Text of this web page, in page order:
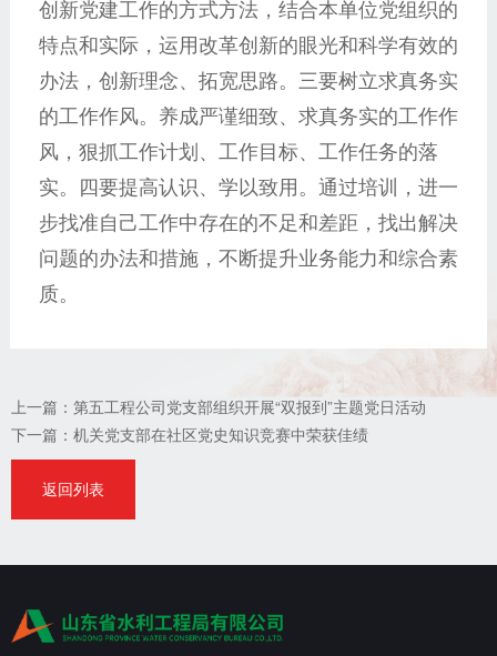
创新党建工作的方式方法，结合本单位党组织的
特点和实际，运用改革创新的眼光和科学有效的
办法，创新理念、拓宽思路。三要树立求真务实
的工作作风。养成严谨细致、求真务实的工作作
风，狠抓工作计划、工作目标、工作任务的落
实。四要提高认识、学以致用。通过培训，进一
步找准自己工作中存在的不足和差距，找出解决
问题的办法和措施，不断提升业务能力和综合素
质。
上一篇： 第五工程公司党支部组织开展“双报到”主题党日活动
下一篇： 机关党支部在社区党史知识竞赛中荣获佳绩
返回列表